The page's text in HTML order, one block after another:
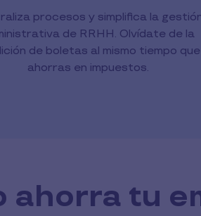
procesos y simplifica la
de RRHH. Olvídate de la
de boletas al mismo tiempo que
ahorras en impuestos.
ahorra tu